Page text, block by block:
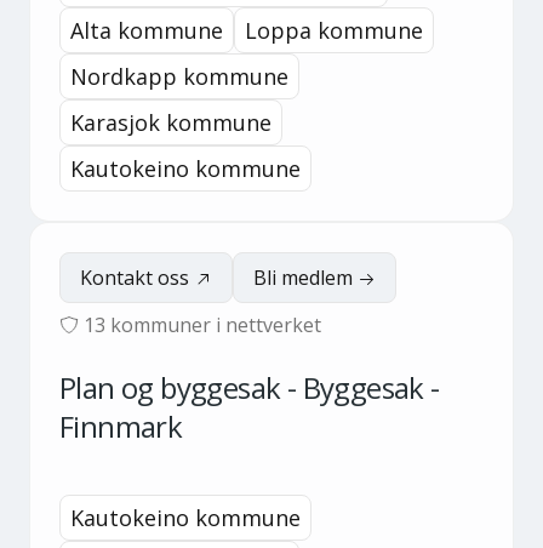
Alta kommune
Loppa kommune
Nordkapp kommune
Karasjok kommune
Kautokeino kommune
Kontakt oss
Bli medlem
13 kommuner i nettverket
Plan og byggesak - Byggesak -
Finnmark
Kautokeino kommune